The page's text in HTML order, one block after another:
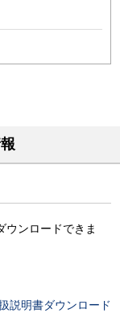
ウンロードできま
説明書ダウンロード